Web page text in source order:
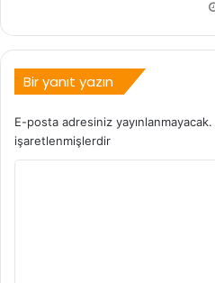
Bir yanıt yazın
E-posta adresiniz yayınlanmayacak.
işaretlenmişlerdir